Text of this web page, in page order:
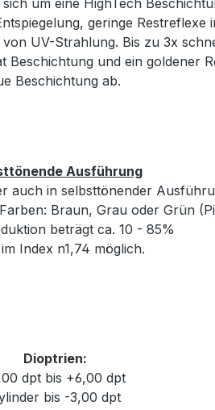
um eine HighTech
geringe Restreflexe
UV-Strahlung. Bis zu 3x
Beschichtung und ein goldener
Beschichtung ab.
Ausführung
auch in selbsttönender
Braun, Grau oder Grün
beträgt ca. 10 - 85%
Index n1,74 möglich.
Dioptrien:
dpt bis +6,00 dpt
bis -3,00 dpt